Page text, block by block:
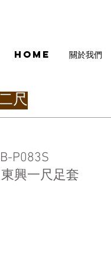
HOME 關於我們
尺
一尺足套